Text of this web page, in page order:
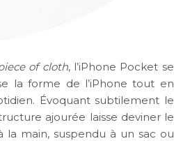
of cloth, l’iPhone Pocket se
la forme de l’iPhone tout en
Évoquant subtilement le
ajourée laisse deviner le
la main, suspendu à un sac ou